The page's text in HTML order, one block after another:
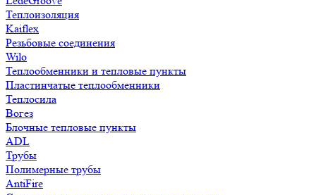
Теплоизоляция
Kaiflex
Резьбовые соединения
Wilo
Теплообменники и тепловые пункты
Пластинчатые теплообменники
Теплосила
Вогез
Блочные тепловые пункты
ADL
Трубы
Полимерные трубы
AntiFire